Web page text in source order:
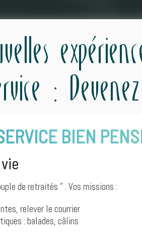
:
BIEN
de retraités " . Vos missions :
relever le courrier
: balades, câlins